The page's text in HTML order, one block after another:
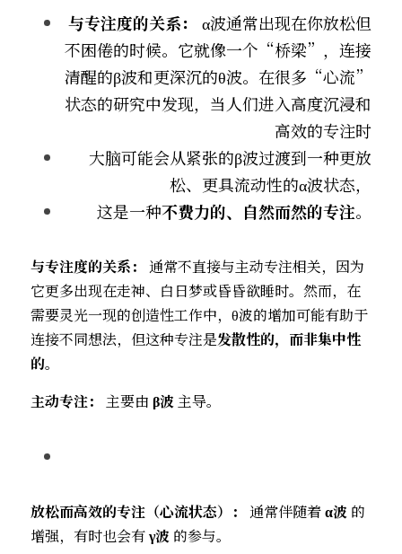
与专注度的关系：
​ α波通常出现在你放松但
不困倦的时候。它就像一个“桥梁”，连接
清醒的β波和更深沉的θ波。在很多“心流”
状态的研究中发现，当人们进入高度沉浸和
高效的专注时
大脑可能会从紧张的β波过渡到一种更放
松、更具流动性的α波状态，
这是一种不费力的、自然而然的专注。
与专注度的关系：
​ 通常不直接与主动专注相关，因为
它更多出现在走神、白日梦或昏昏欲睡时。然而，在
需要灵光一现的创造性工作中，θ波的增加可能有助于
连接不同想法，但这种专注是发散性的，而非集中性
的。
主动专注：
​ 主要由 β波 ​ 主导。
放松而高效的专注（心流状态）： ​ 通常伴随着 α波 ​ 的
增强，有时也会有 γ波 ​ 的参与。